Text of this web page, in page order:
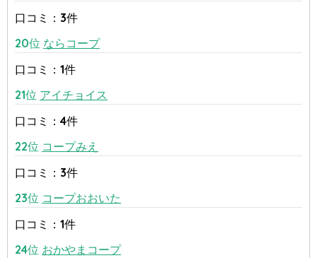
口コミ：3件
20位 ならコープ
口コミ：1件
21位 アイチョイス
口コミ：4件
22位 コープみえ
口コミ：3件
23位 コープおおいた
口コミ：1件
24位 おかやまコープ